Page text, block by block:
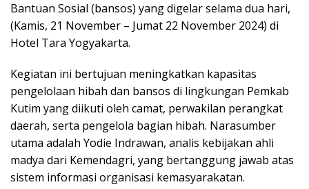
Bantuan Sosial (bansos) yang digelar selama dua hari,
(Kamis, 21 November – Jumat 22 November 2024) di
Hotel Tara Yogyakarta.
Kegiatan ini bertujuan meningkatkan kapasitas
pengelolaan hibah dan bansos di lingkungan Pemkab
Kutim yang diikuti oleh camat, perwakilan perangkat
daerah, serta pengelola bagian hibah. Narasumber
utama adalah Yodie Indrawan, analis kebijakan ahli
madya dari Kemendagri, yang bertanggung jawab atas
sistem informasi organisasi kemasyarakatan.